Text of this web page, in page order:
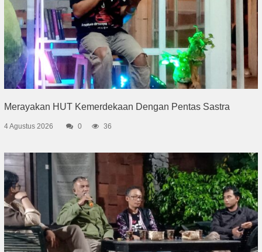
Merayakan HUT Kemerdekaan Dengan Pentas Sastra
4 Agustus 2026 0 36